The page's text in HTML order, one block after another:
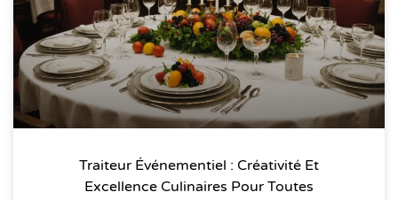
Traiteur Événementiel : Créativité Et
Excellence Culinaires Pour Toutes